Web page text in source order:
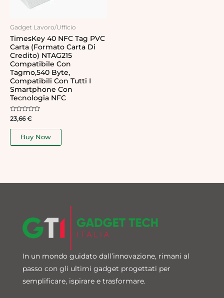
Gadget Lavoro/Ufficio
TimesKey 40 NFC Tag PVC
Carta (Formato Carta Di
Credito) NTAG215
Compatibile Con
Tagmo,540 Byte,
Compatibili Con Tutti I
Smartphone Con
Tecnologia NFC
Rated
0
out
23,66€
Buy Now
In un mondo guidato dall’innovazione, rimani al
passo con gli ultimi gadget progettati per
semplificare, ispirare e trasformare.